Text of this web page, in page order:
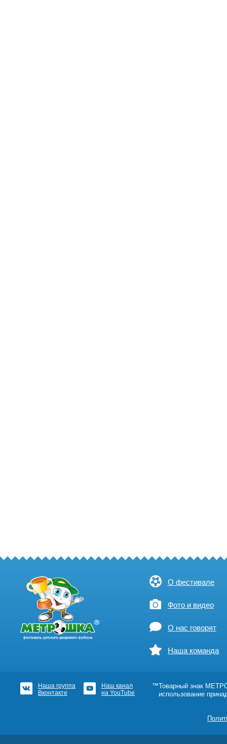
О фестивале
Фото и видео
О нас говорят
Наша команда
Наша группа
Вконтакте
Наш канал
на YouTube
™Товарный знак
использование